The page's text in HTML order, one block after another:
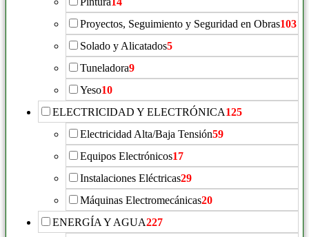
Proyectos, Seguimiento y Seguridad en Obras103
Solado y Alicatados5
Tuneladora9
Yeso10
ELECTRICIDAD Y ELECTRÓNICA125
Electricidad Alta/Baja Tensión59
Equipos Electrónicos17
Instalaciones Eléctricas29
Máquinas Electromecánicas20
ENERGÍA Y AGUA227